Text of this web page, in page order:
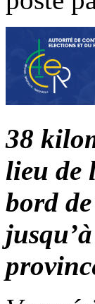
38
lieu de
bord